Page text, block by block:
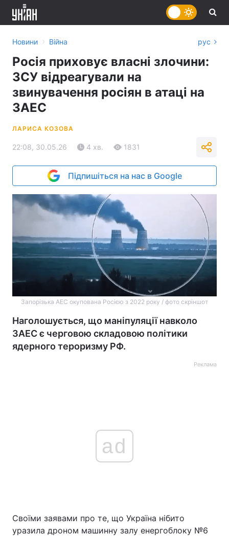
Україна Політика
Новини › Війна рус
Росія приховує власні злочини:
ЗСУ відреагували на
звинувачення росіян в атаці на
ЗАЕС
ЛАРИСА КОЗОВА
22:08, 30.05.26 4 хв. 1831
Підпишіться на нас в Google
Запорізька АЕС окупована Росією з 2022 року / фото скріншот
Наголошується, що маніпуляції навколо
ЗАЕС є черговою складовою політики
ядерного тероризму РФ.
Реклама
ad
Своїми заявами про те, що Україна нібито
уразила дроном машинну залу енергоблоку №6